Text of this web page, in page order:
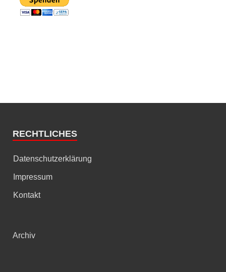
RECHTLICHES
Datenschutzerklärung
Impressum
Kontakt
Archiv